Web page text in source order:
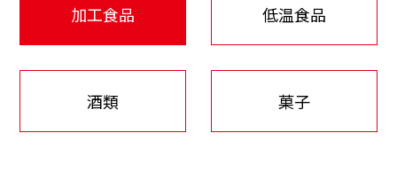
加工食品 低温食品
酒類 菓子